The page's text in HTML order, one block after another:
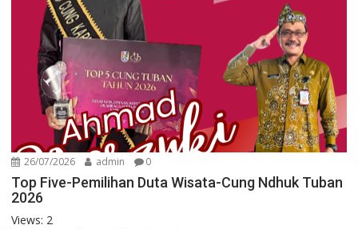
26/07/2026 admin 0
Top Five-Pemilihan Duta Wisata-Cung Ndhuk Tuban
2026
Views: 2